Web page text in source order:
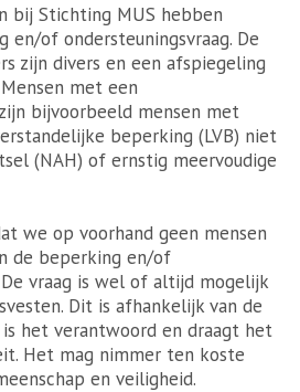
bij Stichting MUS hebben
en/of ondersteuningsvraag. De
zijn divers en een afspiegeling
met een
bijvoorbeeld mensen met
beperking (LVB) niet
(NAH) of ernstig meervoudige
we op voorhand geen mensen
de beperking en/of
De vraag is wel of altijd mogelijk
Dit is afhankelijk van de
het verantwoord en draagt het
Het mag nimmer ten koste
en veiligheid.